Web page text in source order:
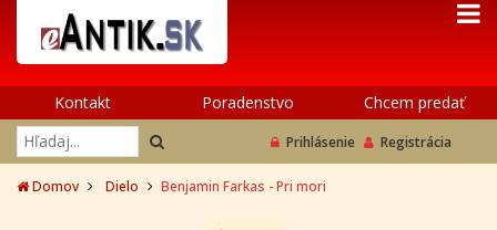
Kontakt Poradenstvo Chcem predať
Prihlásenie Registrácia
Domov Dielo Benjamin Farkas - Pri mori